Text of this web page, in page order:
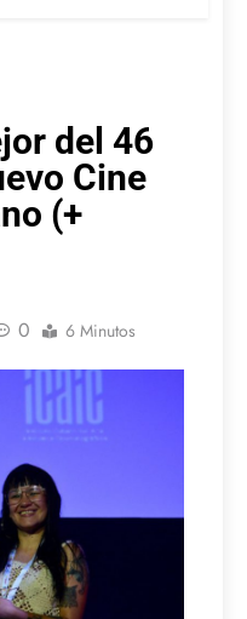
del 46
Cine
(+
0 6 Minutos